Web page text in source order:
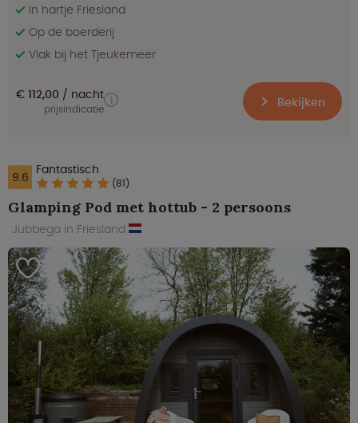
In hartje Friesland
Op de boerderij
Vlak bij het Tjeukemeer
€ 112,00 nacht
prijsindicatie Bekijken
9.6 Fantastisch
(81)
Glamping Pod met hottub - 2 persoons
Jubbega in Friesland